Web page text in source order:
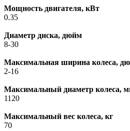
Мощность двигателя, кВт
0.35
Диаметр диска, дюйм
8-30
Максимальная ширина колеса,
2-16
Максимальный диаметр колеса,
1120
Максимальный вес колеса, кг
70